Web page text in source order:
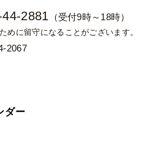
2881 （受付9時～18時）
めに留守になることがございます。
2067
ダー